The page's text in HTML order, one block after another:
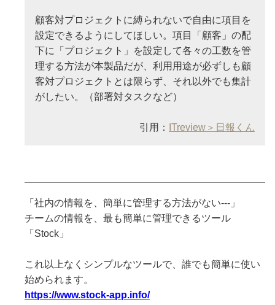
顧客対プロジェクトに縛られないで自由に項目を
設定できるようにしてほしい。項目「顧客」の配
下に「プロジェクト」を設定して各々の工数を管
理する方法が本製品だが、利用用途が必ずしも顧
客対プロジェクトとは限らず、それ以外でも集計
がしたい。（部署対タスクなど）
引用： ITreview＞日報くん
「社内の情報を、簡単に管理する方法がない---」
チームの情報を、最も簡単に管理できるツール
「Stock」
これ以上なくシンプルなツールで、誰でも簡単に使い
始められます。
https://www.stock-app.info/